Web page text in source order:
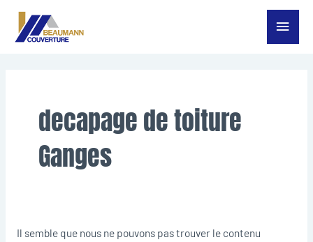
Aller
Menu
decapage de toiture
Ganges
Il semble que nous ne pouvons pas trouver le contenu